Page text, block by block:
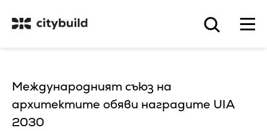
Международният съюз на
архитектите обяви наградите UIA
2030